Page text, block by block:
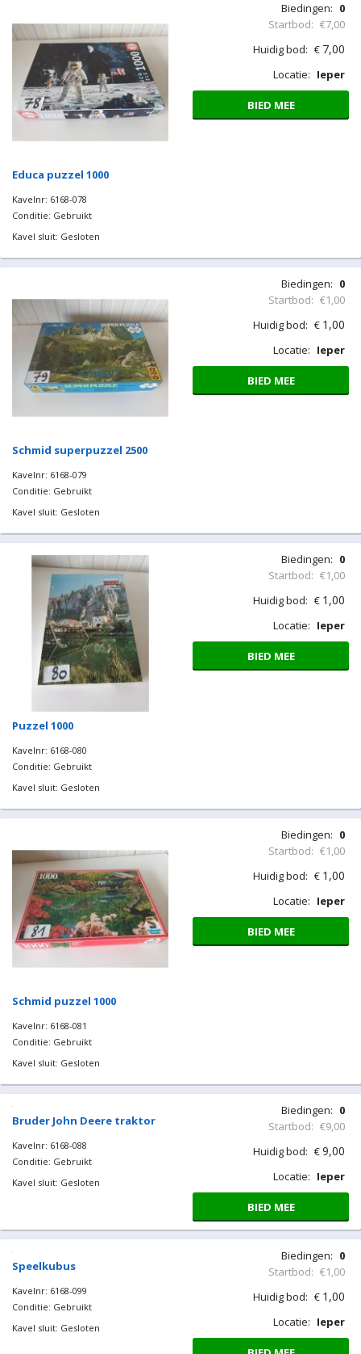
Educa puzzel 1000
Kavelnr: 6168-078
Conditie: Gebruikt
Kavel sluit: Gesloten
Biedingen: 0
Startbod: €7,00
Huidig bod: € 7,00
Locatie: Ieper
BIED MEE
Schmid superpuzzel 2500
Kavelnr: 6168-079
Conditie: Gebruikt
Kavel sluit: Gesloten
Biedingen: 0
Startbod: €1,00
Huidig bod: € 1,00
Locatie: Ieper
BIED MEE
Puzzel 1000
Kavelnr: 6168-080
Conditie: Gebruikt
Kavel sluit: Gesloten
Biedingen: 0
Startbod: €1,00
Huidig bod: € 1,00
Locatie: Ieper
BIED MEE
Schmid puzzel 1000
Kavelnr: 6168-081
Conditie: Gebruikt
Kavel sluit: Gesloten
Biedingen: 0
Startbod: €1,00
Huidig bod: € 1,00
Locatie: Ieper
BIED MEE
Bruder John Deere traktor
Kavelnr: 6168-088
Conditie: Gebruikt
Kavel sluit: Gesloten
Biedingen: 0
Startbod: €9,00
Huidig bod: €9,00
Locatie: Ieper
BIED MEE
Biedingen: 0
Startbod: €1,00
Huidig bod: € 1,00
Locatie: Ieper